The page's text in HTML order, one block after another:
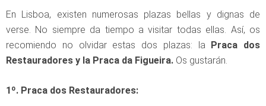
En Lisboa, existen numerosas plazas bellas y dignas de
verse. No siempre da tiempo a visitar todas ellas. Así, os
recomiendo no olvidar estas dos plazas: la
Praca dos
Restauradores y la Praca da Figueira. Os gustarán.
1º. Praca dos Restauradores: